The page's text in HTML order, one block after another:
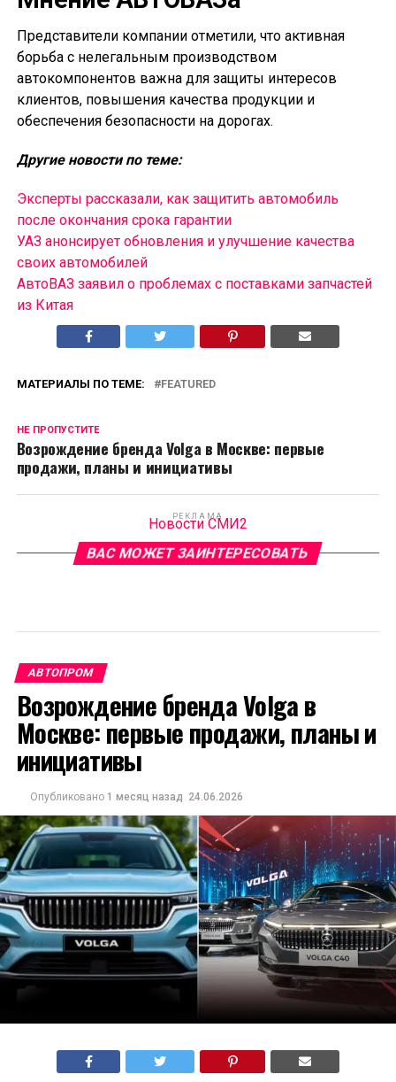
Представители компании отметили, что активная
борьба с нелегальным производством
автокомпонентов важна для защиты интересов
клиентов, повышения качества продукции и
обеспечения безопасности на дорогах.
Другие новости по теме:
Эксперты рассказали, как защитить автомобиль
после окончания срока гарантии
УАЗ анонсирует обновления и улучшение качества
своих автомобилей
АвтоВАЗ заявил о проблемах с поставками запчастей
из Китая
МАТЕРИАЛЫ ПО ТЕМЕ: FEATURED
НЕ ПРОПУСТИТЕ
Возрождение бренда Volga в Москве: первые
продажи, планы и инициативы
РЕКЛАМА
Новости СМИ2
ВАС МОЖЕТ ЗАИНТЕРЕСОВАТЬ
АВТОПРОМ
Возрождение бренда Volga в
Москве: первые продажи, планы и
инициативы
Опубликовано 1 месяц назад 24.06.2026